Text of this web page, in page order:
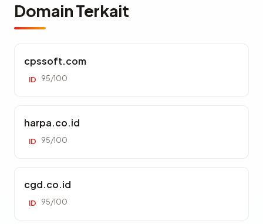
Domain Terkait
cpssoft.com
ID 95/100
harpa.co.id
ID 95/100
cgd.co.id
ID 95/100